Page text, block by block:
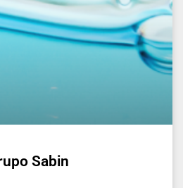
Sabin